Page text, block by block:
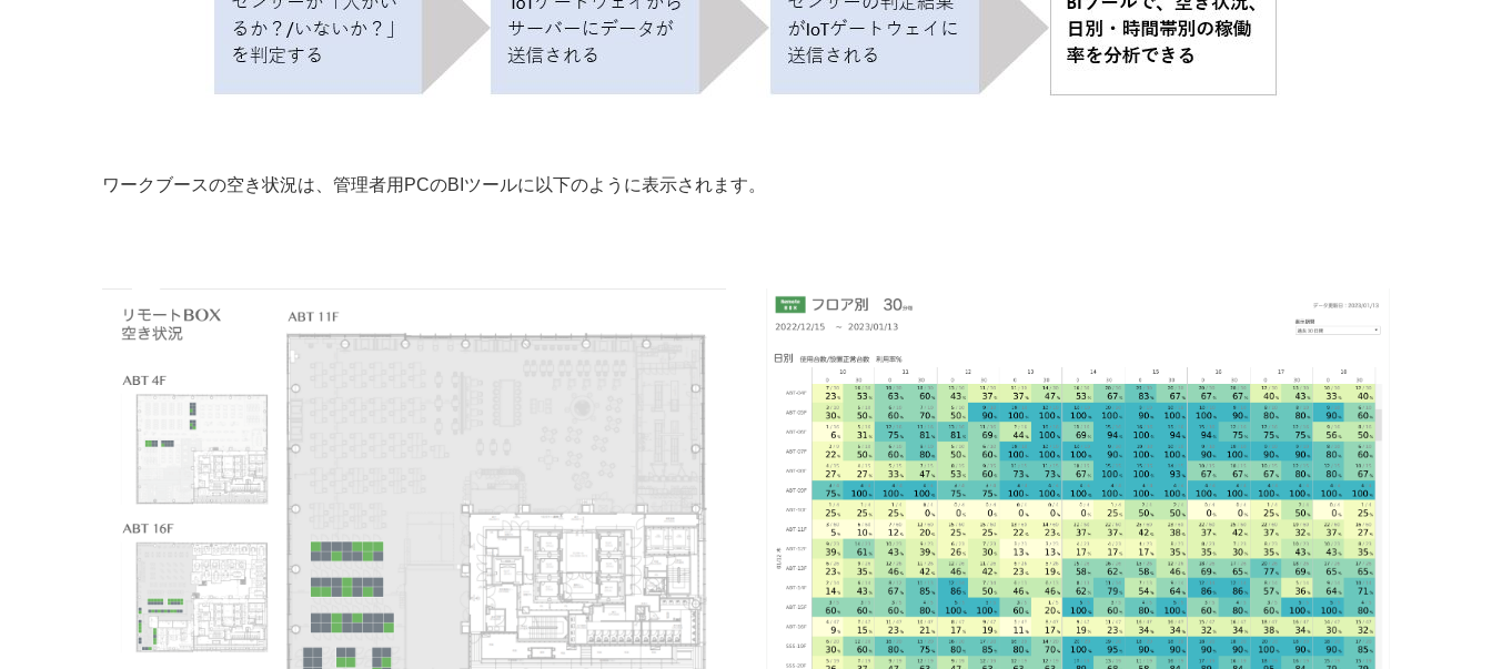
ワークブースの空き状況は、管理者用PCのBIツールに以下のように表示されます。